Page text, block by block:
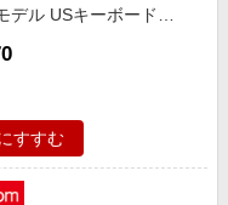
デル USキーボード
CPUと10コアGPU] ス
MQTL3JA/A
すすむ